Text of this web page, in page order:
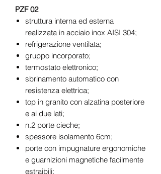
PZF 02
struttura interna ed esterna
realizzata in acciaio inox AISI 304;
refrigerazione ventilata;
gruppo incorporato;
termostato elettronico;
sbrinamento automatico con
resistenza elettrica;
top in granito con alzatina posteriore
e ai due lati;
n.2 porte cieche;
spessore isolamento 6cm;
porte con impugnature ergonomiche
e guarnizioni magnetiche facilmente
estraibili;